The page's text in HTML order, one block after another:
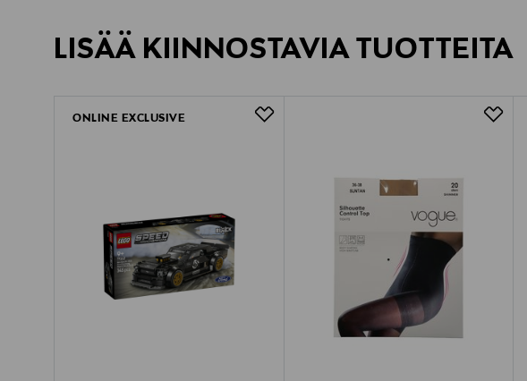
LISÄÄ KIINNOSTAVIA TUOTTEITA
ONLINE EXCLUSIVE